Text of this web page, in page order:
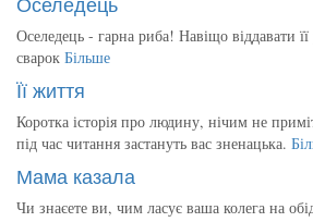
Оселедець - гарна риба! Навіщо віддавати
сварок Більше
Її життя
Коротка історія про людину, нічим не
під час читання застануть вас зненацька.
Мама казала
Чи знаєете ви, чим ласує ваша колега на